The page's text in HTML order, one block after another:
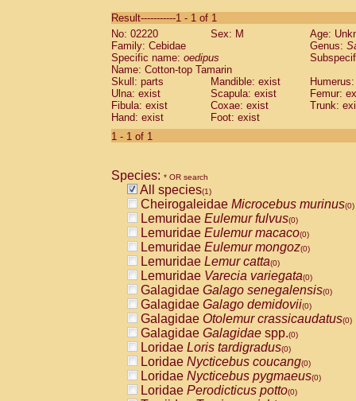
CebidaeSaguinus labiatus(0)
Cebidae Saguinus leucopus (0)
Cebidae
CebidaeSaguinus mystax
Cebidae Saguinus nigricollis (0)
Cebidae Saguinus oedipus
Cebidae Saguinus weddelli
Cebidae Saguinusspp.
Cebidae
CebidaeCebus capucinus
CebidaeCebus nigrivittatus
CebidaeCebus spp.(0)
CebidaeSaimiri boliviensis(0)
CebidaeSaimiri sciureus(0)
AtelidaeAlouatta caraya(0)
AtelidaeAlouatta fusca(0)
AtelidaeAlouatta seniculus(0)
AtelidaeAlouattaspp.(0)
AtelidaeAteles belzebuth(0)
AtelidaeAteles geoffroyi(0)
AtelidaeAteles paniscus(0)
AtelidaeAtelesspp.(0)
AtelidaeLagothrix lagothricha(0)
AtelidaeLagothrix lagothricha cana
PitheciidaeCacajao calvus
Result-----------1 - 1 of 1
No: 02220
Sex: M
Age:
Family: Cebidae
Genus:
Specific name: oedipus
Name: Cotton-top Tamarin
Skull: parts
Mandible: exist
Ulna: exist
Scapula: exist
Femur:
Fibula: exist
Coxae: exist
Trunk:
Hand: exist
Foot: exist
1 - 1 of 1
Species: * OR search
All species(1)
Cheirogaleidae Microcebus murinus(0)
Lemuridae Eulemur fulvus(0)
Lemuridae Eulemur macaco(0)
Lemuridae Eulemur mongoz(0)
Lemuridae Lemur catta(0)
Lemuridae Varecia variegata(0)
Galagidae Galago senegalensis(0)
Galagidae Galago demidovii(0)
Galagidae Otolemur crassicaudatus(0)
Galagidae Galagidae spp.(0)
Loridae Loris tardigradus(0)
Loridae Nycticebus coucang(0)
Loridae Nycticebus pygmaeus(0)
Loridae Perodicticus potto(0)